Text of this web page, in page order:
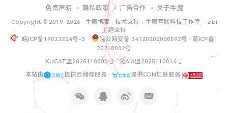
免责声明 隐私政策 广告合作 关于牛魔
Copyright © 2019-2026 · 牛魔博客· 技术支持： 牛魔互联科技工作室 · zibi
主题支持
皖ICP备19023224号-3 · 皖公网安备 34120202000592号 · 萌ICP备
20218002号
KUCAT盟2025110000号·梵AIA盟2025112014号
本站由
提供云储存服务 · 提供CDN加速服务